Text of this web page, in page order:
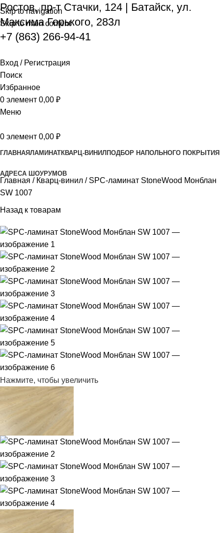
Skip to navigation
Skip to main content
Ростов, пр-т Стачки, 124 | Батайск, ул.
Максима Горького, 283л
+7 (863) 266-94-41
Вход / Регистрация
Поиск
Избранное
0 элемент 0,00 ₽
Меню
0 элемент 0,00 ₽
ГЛАВНАЯЛАМИНАТКВАРЦ-ВИНИЛ ПОДБОР НАПОЛЬНОГО ПОКРЫТИЯ
АДРЕСА ШОУРУМОВ
Главная Кварц-винил
SPC-ламинат StoneWood Монблан
SW 1007
Назад к товарам
Нажмите, чтобы увеличить